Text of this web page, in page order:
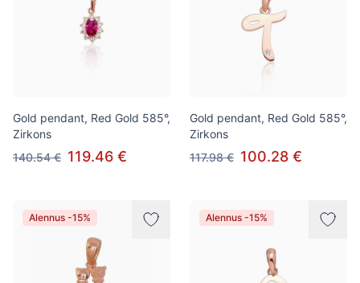
Gold pendant, Red Gold 585°,
Zirkons
140.54 € 119.46 €
Gold pendant, Red Gold 585°,
Zirkons
117.98 € 100.28 €
Alennus -15% Alennus -15%